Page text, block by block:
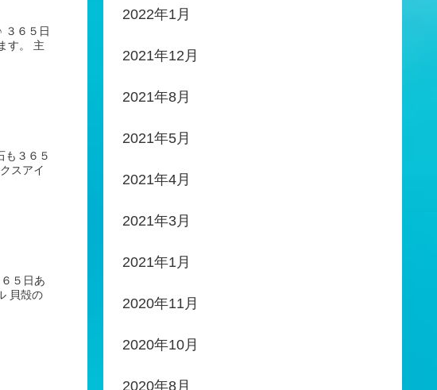
す。 主
スアイ
貝殻の
2022年1月
2021年12月
2021年8月
2021年5月
2021年4月
2021年3月
2021年1月
2020年11月
2020年10月
2020年8月